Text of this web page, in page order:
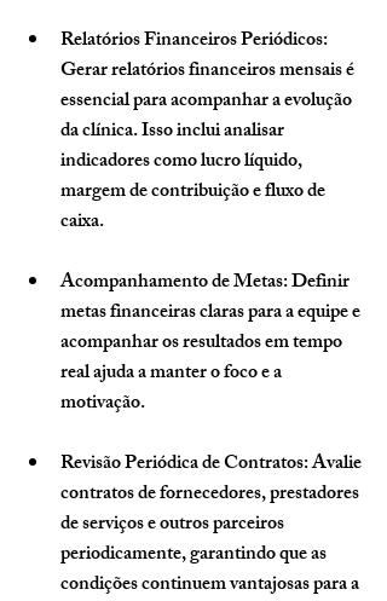
Relatórios Financeiros Periódicos:
Gerar relatórios financeiros mensais é
essencial para acompanhar a evolução
da clínica. Isso inclui analisar
indicadores como lucro líquido,
margem de contribuição e fluxo de
caixa.
Acompanhamento de Metas: Definir
metas financeiras claras para a equipe e
acompanhar os resultados em tempo
real ajuda a manter o foco e a
motivação.
Revisão Periódica de Contratos: Avalie
contratos de fornecedores, prestadores
de serviços e outros parceiros
periodicamente, garantindo que as
condições continuem vantajosas para a